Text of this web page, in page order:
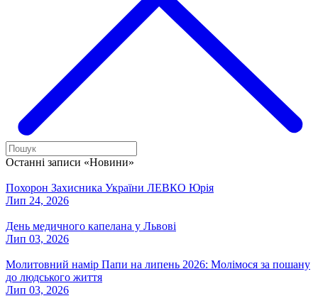
Останні записи «Новини»
Похорон Захисника України ЛЕВКО Юрія
Лип 24, 2026
День медичного капелана у Львові
Лип 03, 2026
Молитовний намір Папи на липень 2026: Молімося за пошану
до людського життя
Лип 03, 2026